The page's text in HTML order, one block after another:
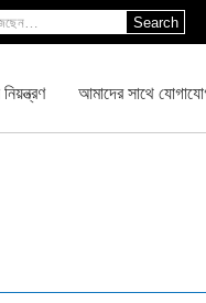
Search
আমাদের সাথে